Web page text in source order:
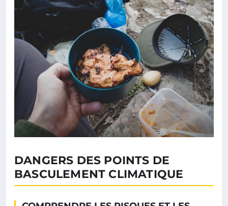
DANGERS DES POINTS DE
BASCULEMENT CLIMATIQUE